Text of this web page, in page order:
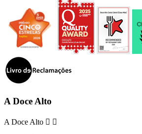
A Doce Alto
A Doce Alto  